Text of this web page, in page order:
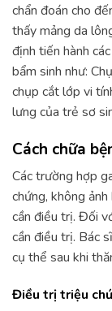
chẩn đoán cho
thấy mảng da
định tiến hành
bẩm sinh như:
chụp cắt lớp vi
lưng của trẻ sơ
Cách chữa
Các trường hợp
chứng, không
cần điều trị. Đối
cần điều trị. Bác
cụ thể sau khi
Điều trị triệu